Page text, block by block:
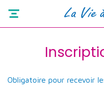
Obligatoire pour recevoir